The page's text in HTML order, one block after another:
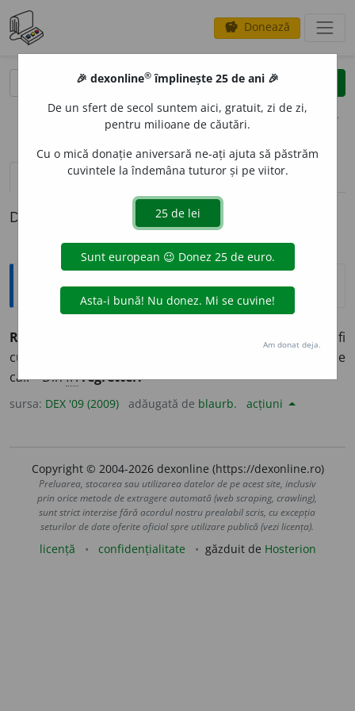
savings Donează
clear
opțiuni
definiții (1) pronunțievolume_up (13)
Definiția cu ID-ul 855442:
Explicative DEX
REGRET
A simți un regret, a fi
cuprins de părere de rău;
a avea remușcări, a se
căi. – Dinfr.regretter.
sursa: DEX '09 (2009) adăugată de blaurb. acțiuni
Copyright © 2004-2026 dexonline (https://dexonline.ro)
Preluarea, stocarea sau utilizarea datelor de pe acest site, inclusiv
prin orice metode de extragere automată (web scraping, crawling),
sunt strict interzise fără acordul nostru prealabil scris, cu excepția
seturilor de date oferite oficial spre utilizare publică (vezi licența).
licență confidențialitate găzduit de Hosterion
🎉 dexonline® împlinește 25 de ani 🎉
De un sfert de secol suntem aici, gratuit, zi de zi,
pentru milioane de căutări.
Cu o mică donație aniversară ne-ați ajuta să păstrăm
cuvintele la îndemâna tuturor și pe viitor.
Am donat deja.